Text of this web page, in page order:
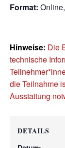
Format:
Hinweise: Die
technische
die Teilnahme
Ausstattung
DETAILS